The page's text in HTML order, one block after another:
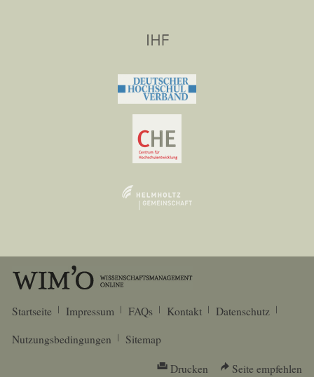
Startseite Impressum FAQs Kontakt
Datenschutz
Nutzungsbedingungen
Sitemap
Drucken Seite empfehlen